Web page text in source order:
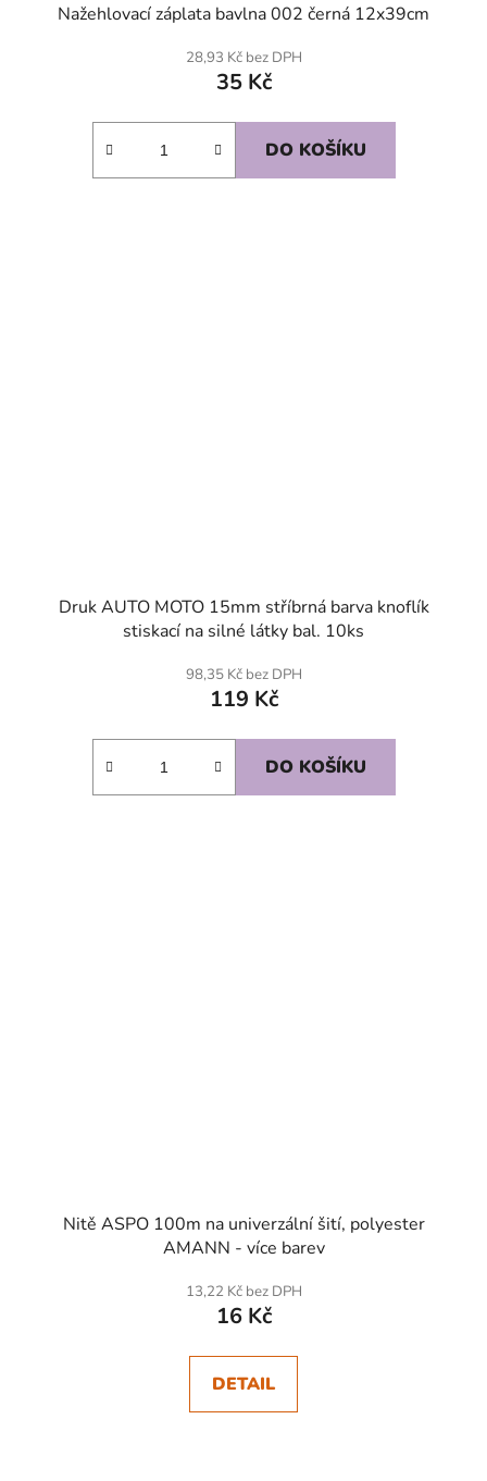
Nažehlovací záplata bavlna 002 černá 12x39cm
28,93 Kč bez DPH
35 Kč
DO KOŠÍKU
Druk AUTO MOTO 15mm stříbrná barva knoflík
stiskací na silné látky bal. 10ks
98,35 Kč bez DPH
119 Kč
DO KOŠÍKU
Nitě ASPO 100m na univerzální šití, polyester
AMANN - více barev
13,22 Kč bez DPH
16 Kč
DETAIL